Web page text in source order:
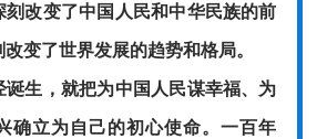
刻改变了中国人民和中华民族的前
变了世界发展的趋势和格局。
诞生，就把为中国人民谋幸福、为
确立为自己的初心使命。一百年